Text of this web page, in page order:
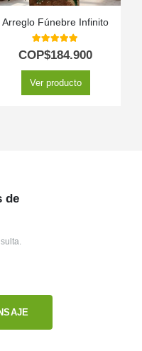
Arreglo Fúnebre Infinito
5.00out of 5
COP$184.900
Ver producto
de